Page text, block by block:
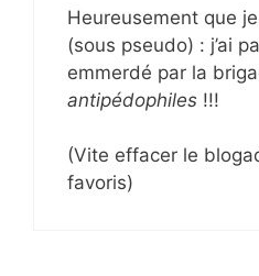
Heureusement que
(sous pseudo) : j’ai
emmerdé par la
antipédophiles !!!
(Vite effacer le
favoris)